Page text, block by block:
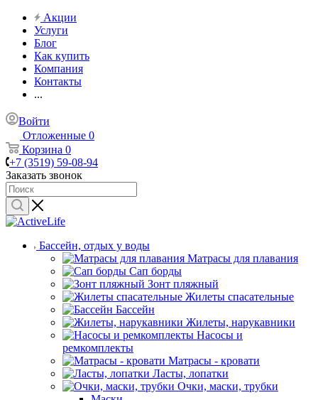
Акции
Услуги
Блог
Как купить
Компания
Контакты
...
Войти
Отложенные 0
Корзина 0
+7 (3519) 59-08-94
Заказать звонок
Бассейн, отдых у воды
Матрасы для плавания
Сап борды
Зонт пляжный
Жилеты спасательные
Бассейн
Жилеты, нарукавники
Насосы и
ремкомплекты
Матрасы - кровати
Ласты, лопатки
Очки, маски, трубки